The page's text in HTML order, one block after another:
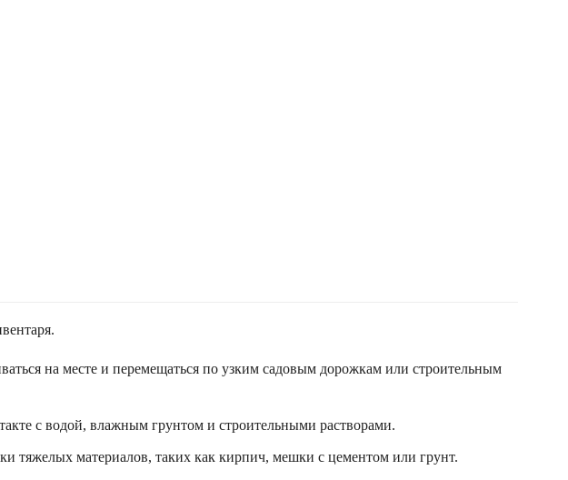
на месте и перемещаться по узким садовым дорожкам или строительным
с водой, влажным грунтом и строительными растворами.
тяжелых материалов, таких как кирпич, мешки с цементом или грунт.